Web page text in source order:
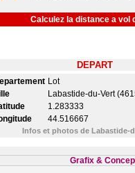
Calculez la distance a vol
DEPART
Lot
Labastide-du-Vert
1.283333
44.516667
Infos et photos de Labastide-
Grafix &